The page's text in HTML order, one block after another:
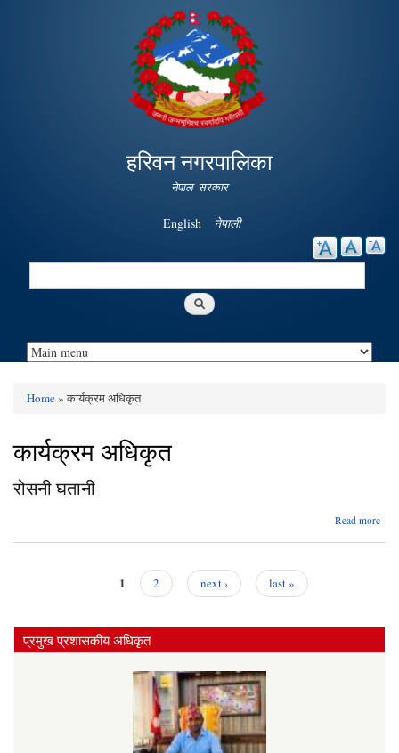
Skip to
main
content
हरिवन नगरपालिका
नेपाल सरकार
English नेपाली
Search
You are here
Home» कार्यक्रम अधिकृत
कार्यक्रम अधिकृत
रोसनी घतानी
Read more
1 2 next › last »
प्रमुख प्रशासकीय अधिकृत